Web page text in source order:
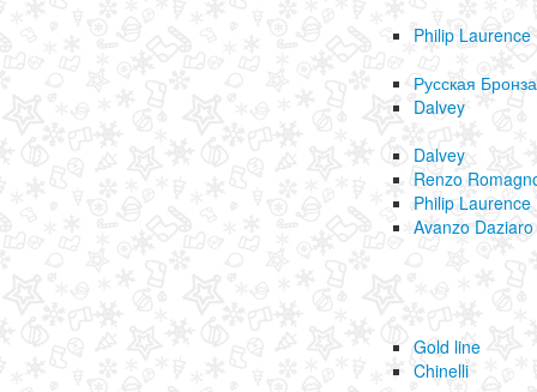
Philip Laurence
Русская Бронза
Dalvey
Dalvey
Renzo
Philip Laurence
Avanzo Daziaro
Gold line
Chinelli